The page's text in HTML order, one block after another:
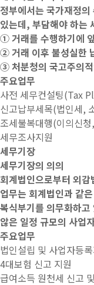
정부에서는 국가재정
있는데, 부담해야 하는
① 거래를 수행하기에
② 거래 이후 불성실한
③ 처분청의 국고주의
주요업무
사전 세무컨설팅(Tax
신고납부세목(법인세,
조세불복대행(이의신
세무조사지원
세무기장
세무기장의 의의
회계법인으로부터 외
업무는 회계법인과 같
복식부기를 의무화하
않은 일정 규모의 사업
주요업무
법인설립 및 사업자등
4대보험 신고 지원
급여소득 원천세 신고